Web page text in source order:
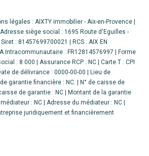
légales : AIXTY immobilier - Aix-en-Provence |
siège social : 1695 Route d'Eguilles -
: 81457699700021 | RCS : AIX EN
Intracommunautaire : FR12814576997 | Forme
: 8 000 | Assurance RCP : NC | Carte T : CPI
de délivrance : 0000-00-00 | Lieu de
garantie financière : NC. | N° de caisse de
de garantie : NC | Montant de la garantie
: NC | Adresse du médiateur : NC |
juridiquement et financièrement